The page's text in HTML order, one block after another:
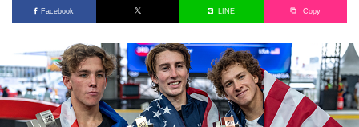
Facebook LINE Copy